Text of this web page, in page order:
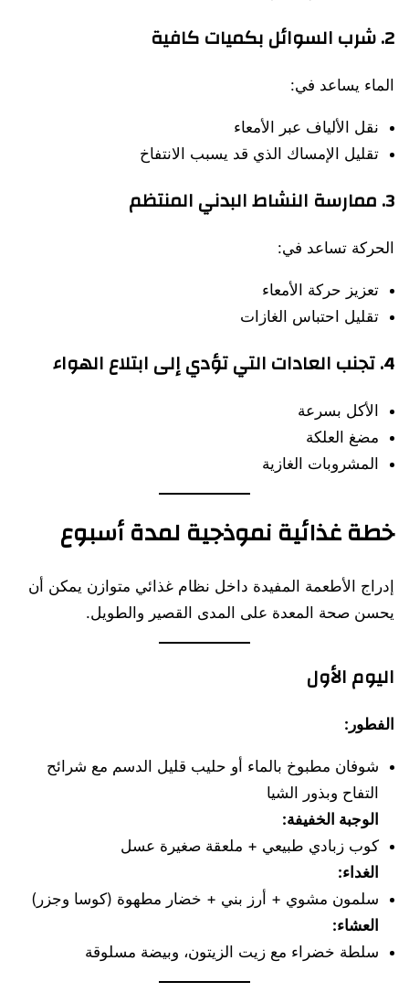
2. شرب السوائل بكميات كافية
الماء يساعد في:
نقل الألياف عبر الأمعاء
تقليل الإمساك الذي قد يسبب الانتفاخ
3. ممارسة النشاط البدني المنتظم
الحركة تساعد في:
تعزيز حركة الأمعاء
تقليل احتباس الغازات
4. تجنب العادات التي تؤدي إلى ابتلاع الهواء
الأكل بسرعة
مضغ العلكة
المشروبات الغازية
خطة غذائية نموذجية لمدة أسبوع
إدراج الأطعمة المفيدة داخل نظام غذائي متوازن يمكن أن
يحسن صحة المعدة على المدى القصير والطويل.
اليوم الأول
الفطور:
شوفان مطبوخ بالماء أو حليب قليل الدسم مع شرائح
التفاح وبذور الشيا
الوجبة الخفيفة:
كوب زبادي طبيعي + ملعقة صغيرة عسل
الغداء:
سلمون مشوي + أرز بني + خضار مطهوة (كوسا وجزر)
العشاء:
سلطة خضراء مع زيت الزيتون، وبيضة مسلوقة